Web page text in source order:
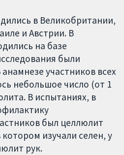
в Великобритании,
и Австрии. В
на базе
были
участников всех
небольшое число (от 1
В испытаниях, в
был целлюлит
изучали селен, у
рук.